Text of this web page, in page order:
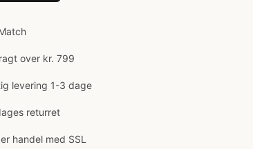
over kr. 799
levering 1-3 dage
returret
handel med SSL